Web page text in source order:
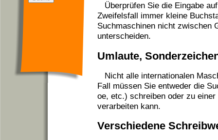
Überprüfen Sie die Eingabe
Zweifelsfall immer kleine
Suchmaschinen nicht zwischen
unterscheiden.
Umlaute,
Nicht alle internationalen
Fall müssen Sie entweder die
oe, etc.) schreiben oder zu einer
verarbeiten kann.
Verschiedene